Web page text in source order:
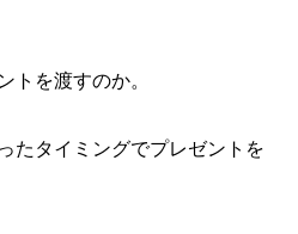
トを渡すのか。
たタイミングでプレゼントを